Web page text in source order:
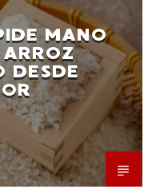
MANO
DESDE